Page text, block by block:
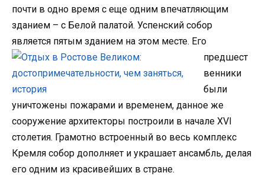
почти в одно время с еще одним впечатляющим
зданием – с Белой палатой. Успенский собор
является пятым зданием на этом месте. Его
предшест
венники
были
уничтожены пожарами и временем, данное же
сооружение архитекторы построили в начале XVI
столетия. Грамотно встроенный во весь комплекс
Кремля собор дополняет и украшает ансамбль, делая
его одним из красивейших в стране.